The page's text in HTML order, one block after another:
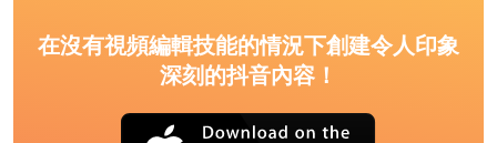
在沒有視頻編輯技能的情況下創建令人印象
深刻的抖音內容！